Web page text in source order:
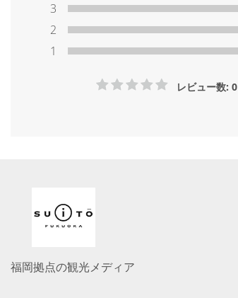
3
2
1
レビュー数: 0
福岡拠点の観光メディア